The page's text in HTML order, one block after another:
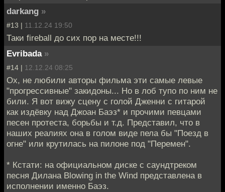
darkang »
#13 | 11.12.24 19:50
Таки fireball до сих пор на месте!!!
Evribada »
#14 | 12.12.24 08:25
Ох, не любили авторы фильма эти самые левые
"прогрессивные" закидоны... Но в лоб тупо по ним не
били. Я вот вижу сцену с голой Дженни с гитарой
как издёвку над Джоан Баэз* и прочими певцами
песен протеста, борьбы и т.д. Представил, что в
наших реалиях она в голом виде пела бы "Поезд в
огне" или крутилась на пилоне под "Перемен".
* Кстати: на официальном диске с саундтреком
песня Дилана Blowing in the Wind представлена в
исполнении именно Баэз.